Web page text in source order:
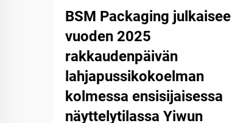
BSM Packaging julkaisee
vuoden 2025
rakkaudenpäivän
lahjapussikokoelman
kolmessa ensisijaisessa
näyttelytilassa Yiwun